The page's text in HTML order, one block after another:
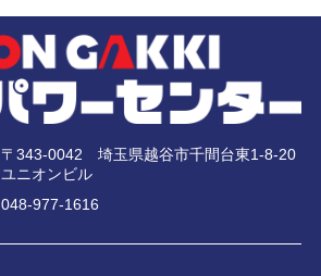
〒343-0042 埼玉県越谷市千間台東1-8-20
ユニオンビル
048-977-1616